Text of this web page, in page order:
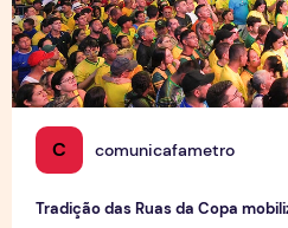
C comunicafametro
Tradição das Ruas da Copa